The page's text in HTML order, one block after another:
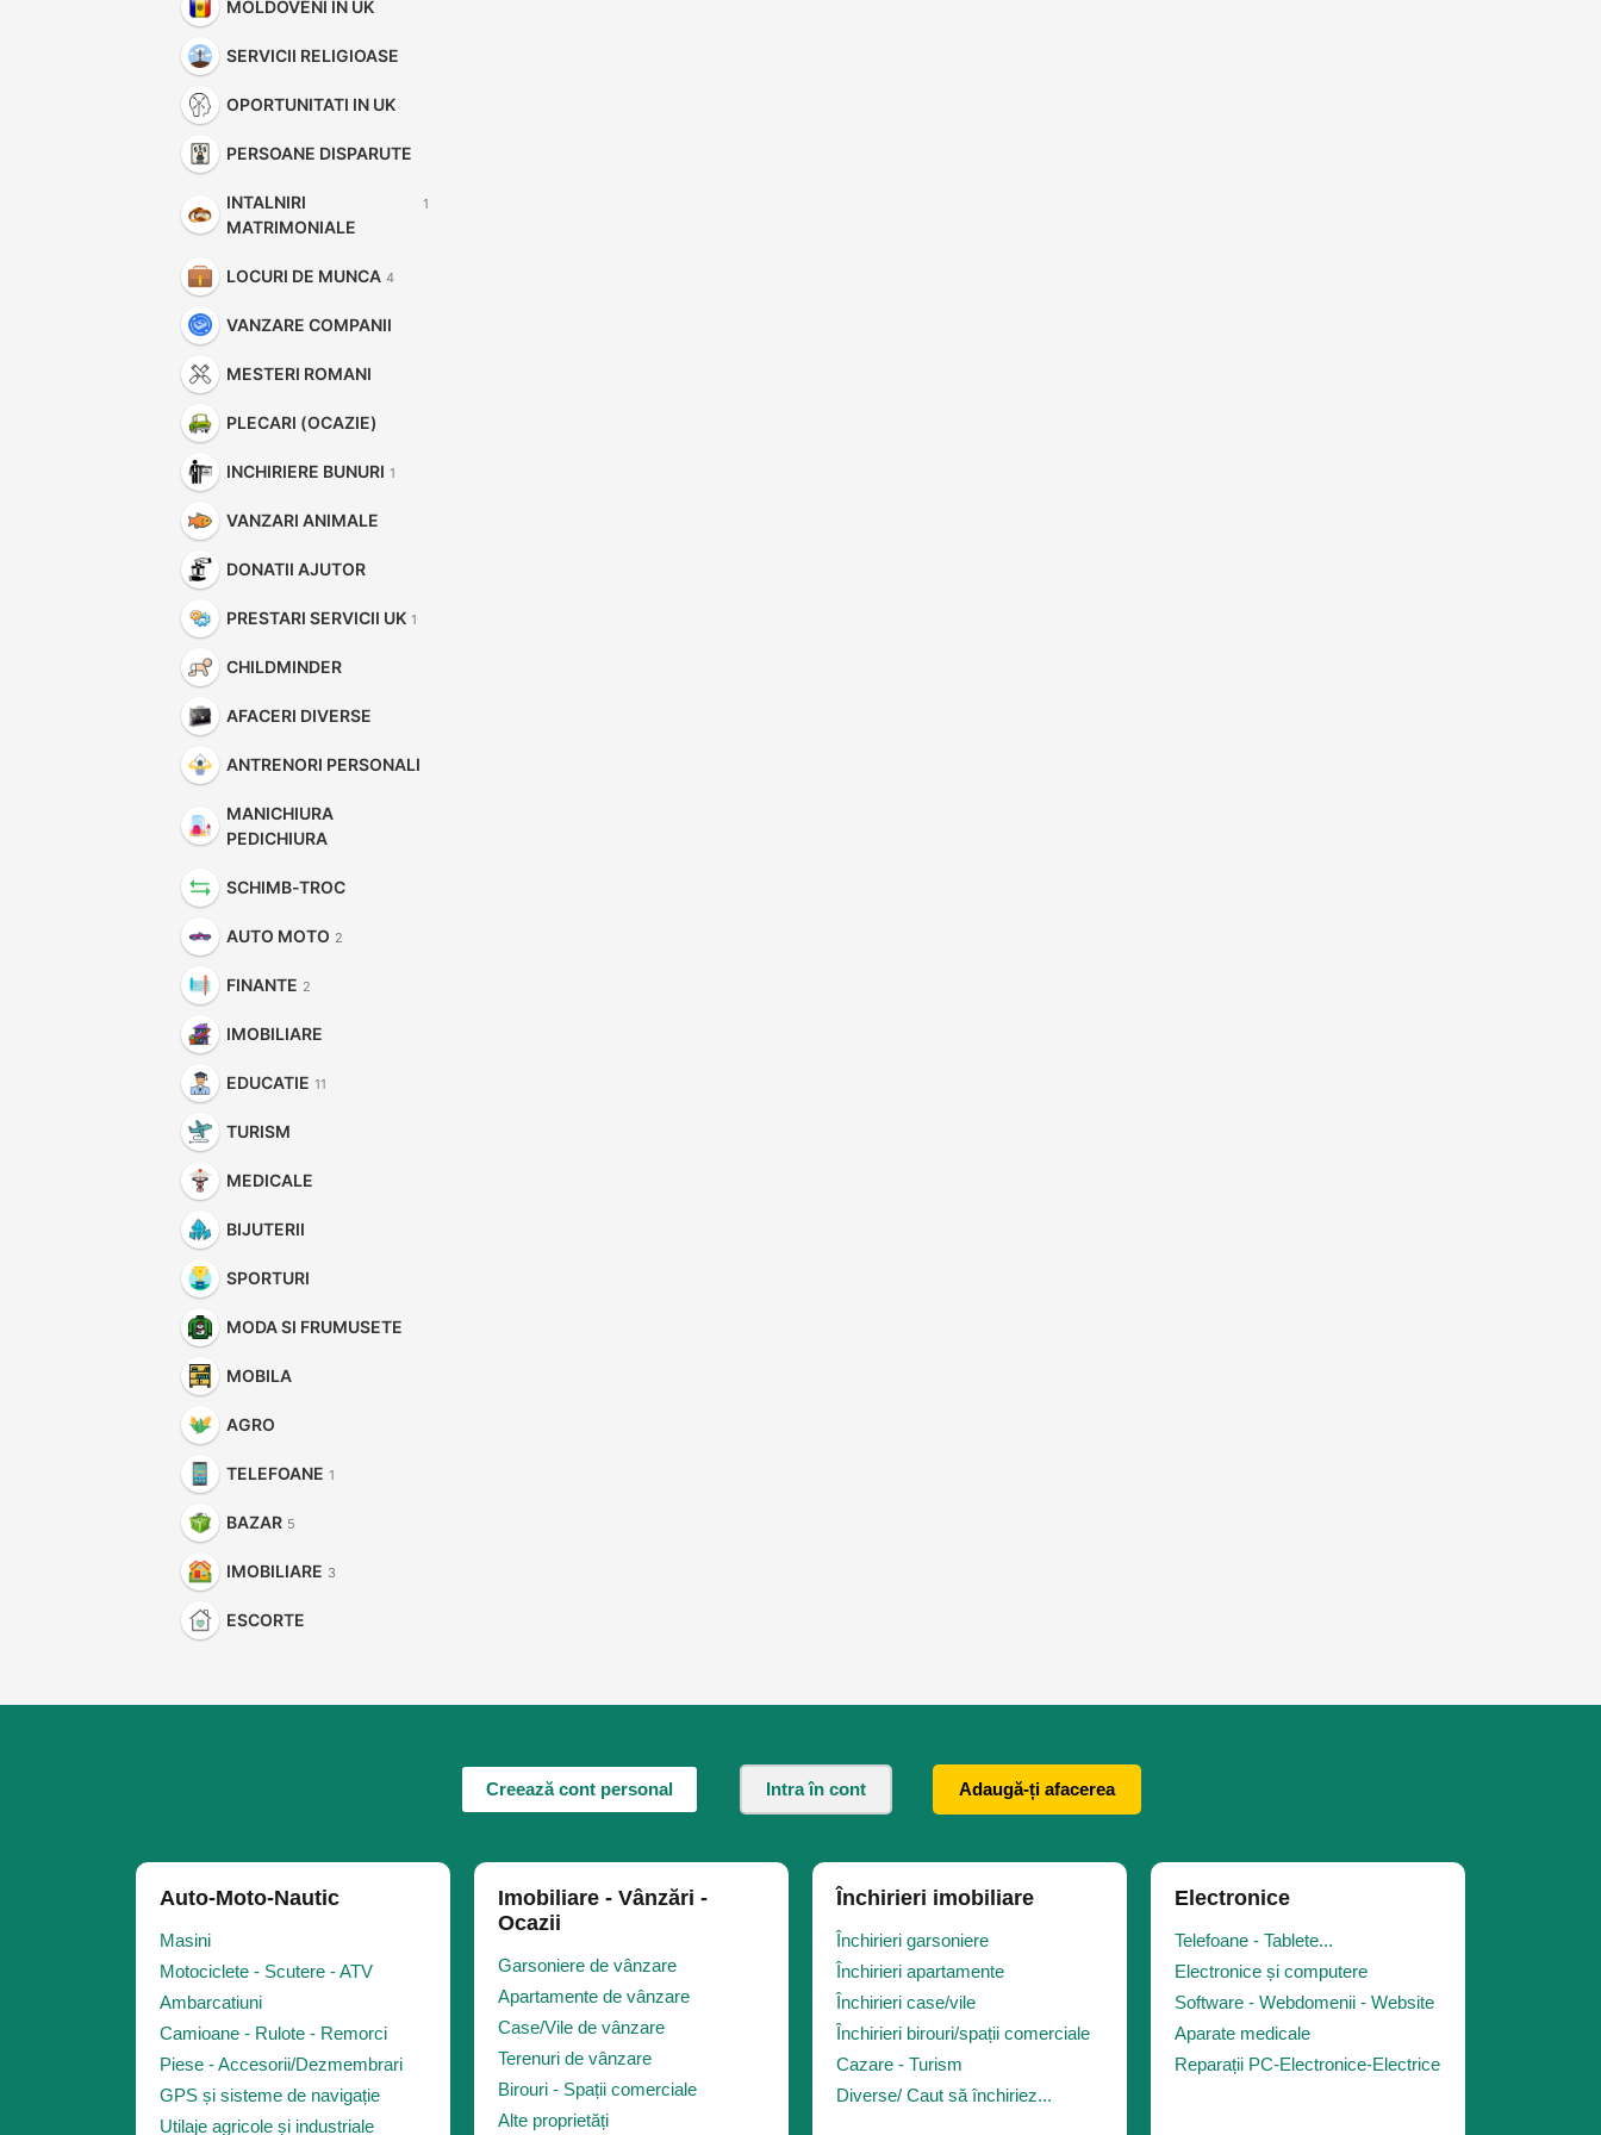
MOLDOVENI IN UK
SERVICII RELIGIOASE
OPORTUNITATI IN UK
PERSOANE DISPARUTE
INTALNIRI
MATRIMONIALE
1
LOCURI DE MUNCA 4
VANZARE COMPANII
MESTERI ROMANI
PLECARI (OCAZIE)
INCHIRIERE BUNURI 1
VANZARI ANIMALE
DONATII AJUTOR
PRESTARI SERVICII UK 1
CHILDMINDER
AFACERI DIVERSE
ANTRENORI PERSONALI
MANICHIURA
PEDICHIURA
SCHIMB-TROC
AUTO MOTO 2
FINANTE 2
IMOBILIARE
EDUCATIE 11
TURISM
MEDICALE
BIJUTERII
SPORTURI
MODA SI FRUMUSETE
MOBILA
AGRO
TELEFOANE 1
BAZAR 5
IMOBILIARE 3
ESCORTE
Creează cont personal Intra în cont Adaugă-ți afacerea
Auto-Moto-Nautic
Masini
Motociclete - Scutere - ATV
Ambarcatiuni
Camioane - Rulote - Remorci
Piese - Accesorii/Dezmembrari
GPS și sisteme de navigație
Utilaje agricole și industriale
Imobiliare - Vânzări -
Ocazii
Garsoniere de vânzare
Apartamente de vânzare
Case/Vile de vânzare
Terenuri de vânzare
Birouri - Spații comerciale
Alte proprietăți
Închirieri imobiliare
Închirieri garsoniere
Închirieri apartamente
Închirieri case/vile
Închirieri birouri/spații comerciale
Cazare - Turism
Diverse/ Caut să închiriez...
Electronice
Telefoane - Tablete...
Electronice și computere
Software - Webdomenii - Website
Aparate medicale
Reparații PC-Electronice-Electrice